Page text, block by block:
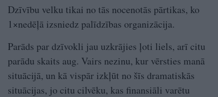
Dzīvību velku tikai no tās nocenotās pārtikas, ko
1×nedēļā izsniedz palīdzības organizācija.
Parāds par dzīvokli jau uzkrājies ļoti liels, arī citu
parādu skaits aug. Vairs nezinu, kur vērsties manā
situācijā, un kā vispār izkļūt no šīs dramatiskās
situācijas, jo citu cilvēku, kas finansiāli varētu